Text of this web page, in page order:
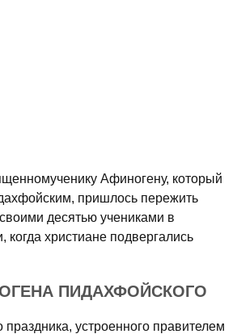
Афиногену, который
пришлось пережить
десятью учениками в
когда христиане подвергались
ПИДАХФОЙСКОГО
устроенного правителем